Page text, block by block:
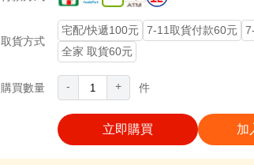
取貨方式
宅配/快遞100元 7-11取貨付款60元
全家 取貨60元
購買數量 - + 件
立即購買 加